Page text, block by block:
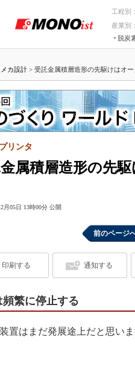
工程別：
産業別：
脱炭
つながる工場
つながるサービス
AI×設備保全
Physical AI
メカ設計 > 受託金属積層造形の先駆けはオー
属積層造形の先
リンタ
月05日 13時00分 公開
前のページ
印刷する 通知する
頻繁に停止する
置はまだ発展途上だと思い